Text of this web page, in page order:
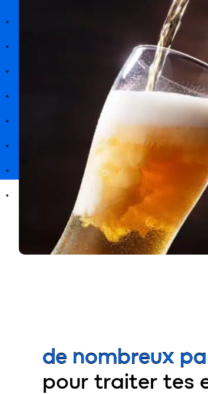
de nombreux
pour traiter tes